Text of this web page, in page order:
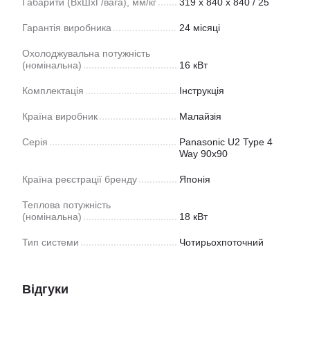
Гарантія виробника 24 місяці
Охолоджувальна потужність
(номінальна)
16 кВт
Комплектація Інструкція
Країна виробник Малайзія
Серія
Panasonic U2 Type 4
Way 90x90
Країна реєстрації бренду Японія
Теплова потужність
(номінальна)
18 кВт
Тип системи Чотирьохпоточний
Відгуки